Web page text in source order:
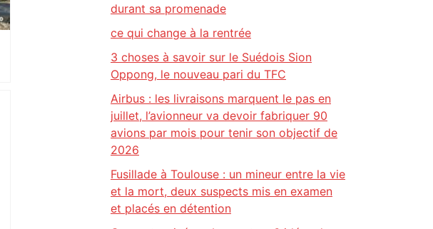
durant sa promenade
ce qui change à la rentrée
3 choses à savoir sur le Suédois Sion
Oppong, le nouveau pari du TFC
Airbus : les livraisons marquent le pas en
juillet, l’avionneur va devoir fabriquer 90
avions par mois pour tenir son objectif de
2026
Fusillade à Toulouse : un mineur entre la vie
et la mort, deux suspects mis en examen
et placés en détention